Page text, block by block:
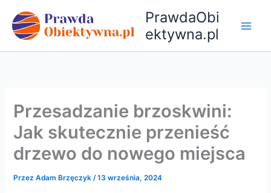
treści
PrawdaObi
ektywna.pl
Przesadzanie brzoskwini:
Jak skutecznie przenieść
drzewo do nowego miejsca
PrzezAdam Brzęczyk/13 września, 2024